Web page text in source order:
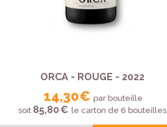
ORCA - ROUGE - 2022
14,30 € par bouteille
soit 85,80 € le carton de 6 bouteilles